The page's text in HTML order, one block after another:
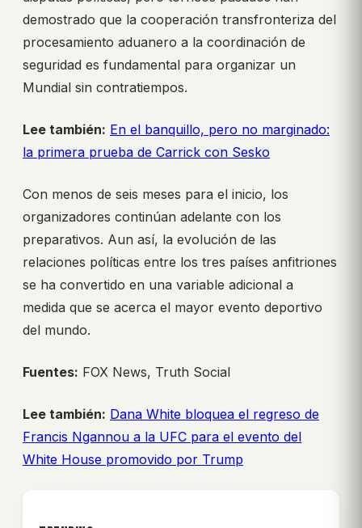
demostrado que la cooperación transfronteriza del
procesamiento aduanero a la coordinación de
seguridad es fundamental para organizar un
Mundial sin contratiempos.
Lee también: En el banquillo, pero no marginado:
la primera prueba de Carrick con Sesko
Con menos de seis meses para el inicio, los
organizadores continúan adelante con los
preparativos. Aun así, la evolución de las
relaciones políticas entre los tres países anfitriones
se ha convertido en una variable adicional a
medida que se acerca el mayor evento deportivo
del mundo.
Fuentes: FOX News, Truth Social
Lee también: Dana White bloquea el regreso de
Francis Ngannou a la UFC para el evento del
White House promovido por Trump